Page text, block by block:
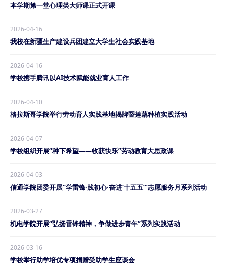
本学期第一堂心理类大师课正式开课
2026-04-16
我校在新疆生产建设兵团建立大学生社会实践基地
2026-04-16
学校携手腾讯以AI技术赋能就业育人工作
2026-04-10
格拉斯哥学院举行劳动育人实践基地揭牌暨莲藕种植实践活动
2026-04-07
学校组织开展“种下希望——收获快乐”劳动教育大思政课
2026-04-03
信通学院团委开展“学雷锋·践初心·奋进‘十五五’”志愿服务月系列活动
2026-03-27
机电学院开展“弘扬雷锋精神，争做进步青年”系列实践活动
2026-03-16
学校举行助学培优专项捐赠受助学生座谈会